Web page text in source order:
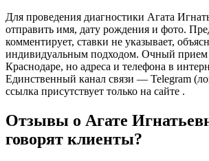
Для проведения диагностики Агата
отправить имя, дату рождения и фото.
комментирует, ставки не указывает,
индивидуальным подходом. Очный прием
Краснодаре, но адреса и телефона в
Единственный канал связи — Telegram
ссылка присутствует только на сайте .
Отзывы о Агате
говорят клиенты?